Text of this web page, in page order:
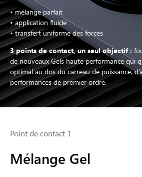
• mélange parfait
• application fluide
• transfert uniforme des forces
3 points de contact, un seul objectif :
de nouveaux Gels haute performance qui
optimal au dos du carreau de puissance,
performances de premier ordre.
Point de contact 1
Mélange Gel